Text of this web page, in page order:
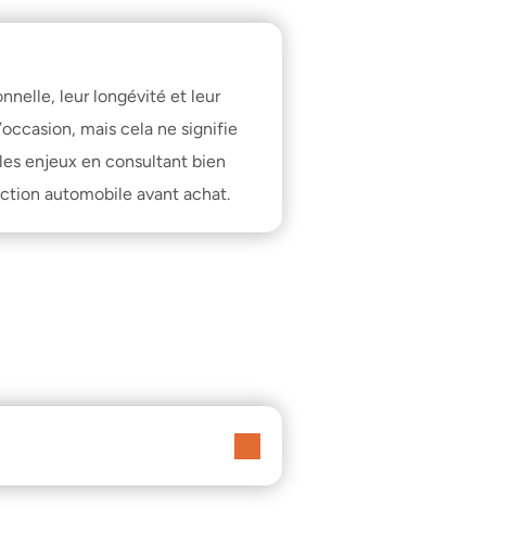
leur longévité et leur
mais cela ne signifie
enjeux en consultant bien
automobile avant achat.